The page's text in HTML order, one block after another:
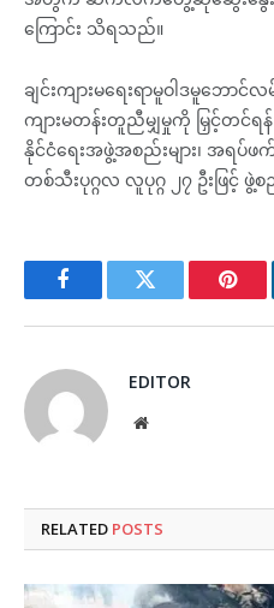
ကြောင်း သိရသည်။
ချင်းကျားမရေးရာမူဝါဒမူဘေ
ကျားမတန်းတူညီမျှမှုကို မြှင့်တင်
နိုင်ငံရေးအဖွဲ့အစည်းများ၊ အရပ်ဖ
တစ်သီးပုဂ္ဂလ လူပုဂ္ဂ ၂၇ ဦးဖြင့်
FacebookTwitter
EDITOR
Website
RELATED POSTS